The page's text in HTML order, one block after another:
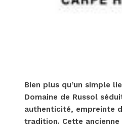
Bien plus qu’un simple
Domaine de Russol
authenticité, empreinte
tradition. Cette